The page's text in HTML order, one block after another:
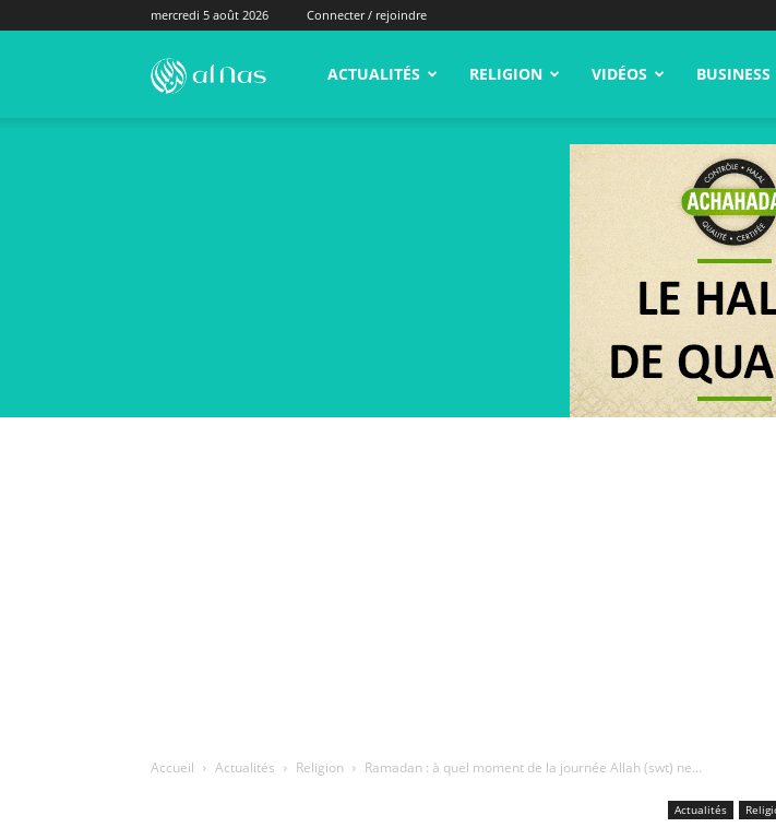
mercredi 5 août 2026 Connecter / rejoindre
alNas.fr ACTUALITÉS RELIGION VIDÉOS BUSINESS
Accueil Actualités Religion Ramadan : à quel moment de la journée Allah (swt) ne...
Actualités